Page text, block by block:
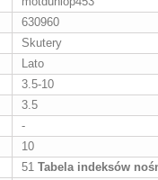
630960
Skutery
Lato
3.5-10
3.5
-
10
51 Tabela indeksów